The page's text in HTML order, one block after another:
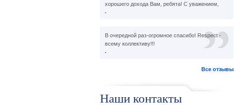
хорошего дохода Вам, ребята! С уважением,
.
В очередной раз-огромное спасибо! Respect -
всему коллективу!!!
.
Все отзывы
Наши контакты